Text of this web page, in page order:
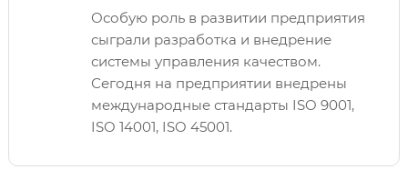
Особую роль в развитии предприятия
сыграли разработка и внедрение
системы управления качеством.
Сегодня на предприятии внедрены
международные стандарты ISO 9001,
ISO 14001, ISO 45001.